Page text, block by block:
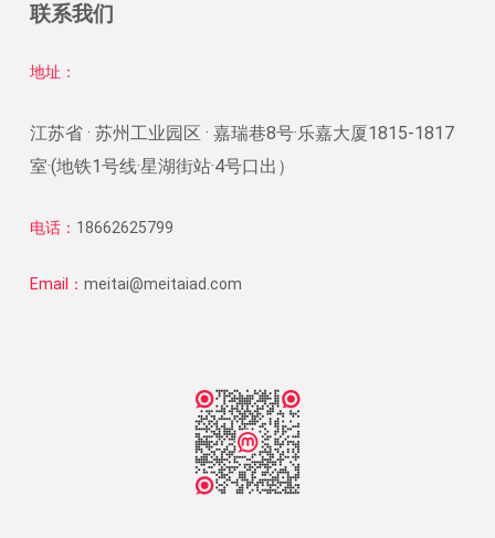
联系我们
地址：
江苏省 · 苏州工业园区 · 嘉瑞巷8号·乐嘉大厦1815-1817
室·(地铁1号线·星湖街站·4号口出）
电话： 18662625799
Email： meitai@meitaiad.com